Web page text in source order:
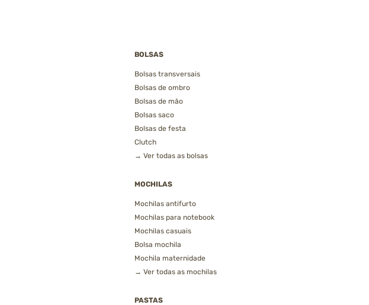
BOLSAS
Bolsas transversais
Bolsas de ombro
Bolsas de mão
Bolsas saco
Bolsas de festa
Clutch
→ Ver todas as bolsas
MOCHILAS
Mochilas antifurto
Mochilas para notebook
Mochilas casuais
Bolsa mochila
Mochila maternidade
→ Ver todas as mochilas
PASTAS